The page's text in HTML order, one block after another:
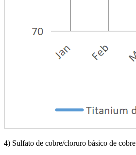
4) Sulfato de cobre/cloruro básico de cobre